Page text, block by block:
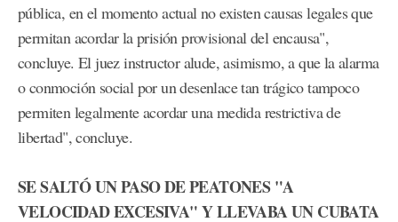
pública, en el momento actual no existen causas legales que
permitan acordar la prisión provisional del encausa",
concluye. El juez instructor alude, asimismo, a que la alarma
o conmoción social por un desenlace tan trágico tampoco
permiten legalmente acordar una medida restrictiva de
libertad", concluye.
SE SALTÓ UN PASO DE PEATONES "A
VELOCIDAD EXCESIVA" Y LLEVABA UN CUBATA